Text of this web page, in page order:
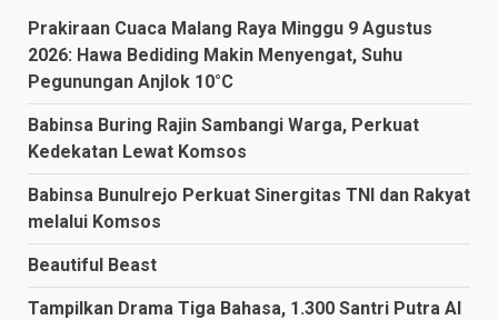
Prakiraan Cuaca Malang Raya Minggu 9 Agustus
2026: Hawa Bediding Makin Menyengat, Suhu
Pegunungan Anjlok 10°C
Babinsa Buring Rajin Sambangi Warga, Perkuat
Kedekatan Lewat Komsos
Babinsa Bunulrejo Perkuat Sinergitas TNI dan Rakyat
melalui Komsos
Beautiful Beast
Tampilkan Drama Tiga Bahasa, 1.300 Santri Putra Al